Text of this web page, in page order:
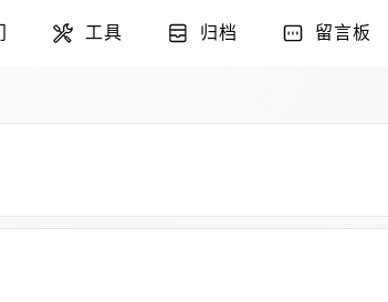
工具 归档 留言板